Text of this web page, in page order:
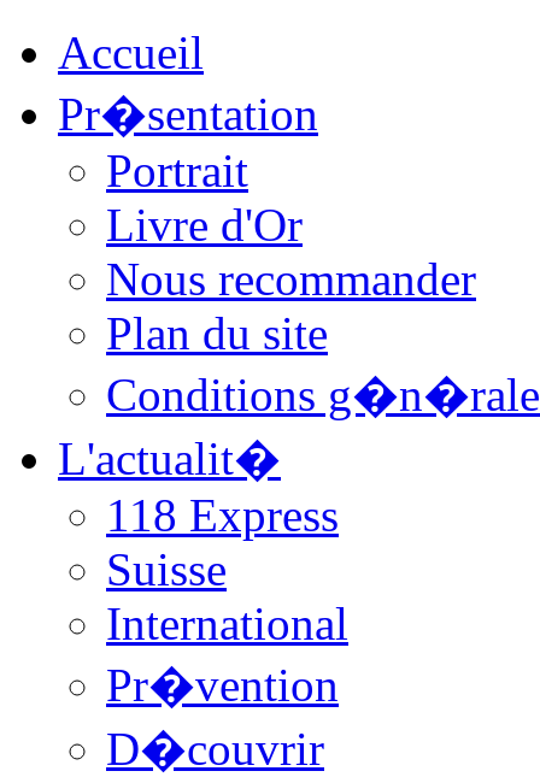
Accueil
Pr�sentation
Portrait
Livre d'Or
Nous recommander
Plan du site
Conditions
L'actualit�
118 Express
Suisse
International
Pr�vention
D�couvrir